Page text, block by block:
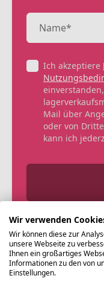
Ich akzeptiere
Mail über
oder von
kann ich
Wir verwenden
Wir können diese zur
unsere Webseite zu
Ihnen ein großartiges
Informationen zu den von
Einstellungen.